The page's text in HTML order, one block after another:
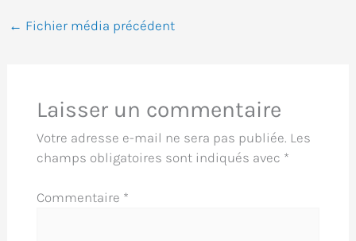
← Fichier média précédent
Laisser un commentaire
Votre adresse e-mail ne sera pas publiée. Les
champs obligatoires sont indiqués avec *
Commentaire *